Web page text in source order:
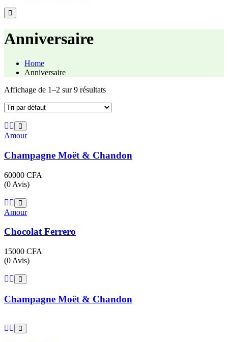
Anniversaire
Home
Anniversaire
Affichage de 1–2 sur 9 résultats
Amour
Champagne Moët & Chandon
60000 CFA
(0 Avis)
Amour
Chocolat Ferrero
15000 CFA
(0 Avis)
Champagne Moët & Chandon